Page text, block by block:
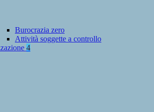
Burocrazia zero
Attività soggette a controllo
4